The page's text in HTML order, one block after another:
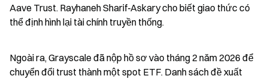
Aave Trust. Rayhaneh Sharif-Askary cho biết giao thức có
thể định hình lại tài chính truyền thống.
Ngoài ra, Grayscale đã nộp hồ sơ vào tháng 2 năm 2026 để
chuyển đổi trust thành một spot ETF. Danh sách đề xuất